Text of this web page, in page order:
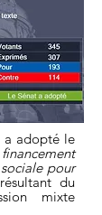
a adopté le
pour
du
mixte